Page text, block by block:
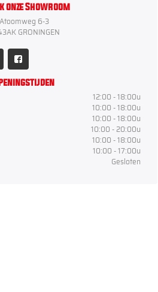
onze Showroom
Atoomweg 6-3
GRONINGEN
12:00 - 18:00u
10:00 - 18:00u
10:00 - 18:00u
10:00 - 20:00u
10:00 - 18:00u
10:00 - 17:00u
Gesloten